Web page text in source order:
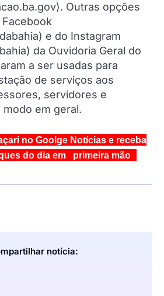
Outras opções
e do Instagram
da Ouvidoria Geral do
a ser usadas para
de serviços aos
servidores e
em geral.
no Goolge Notícias e receba
do dia em primeira mão
notícia: